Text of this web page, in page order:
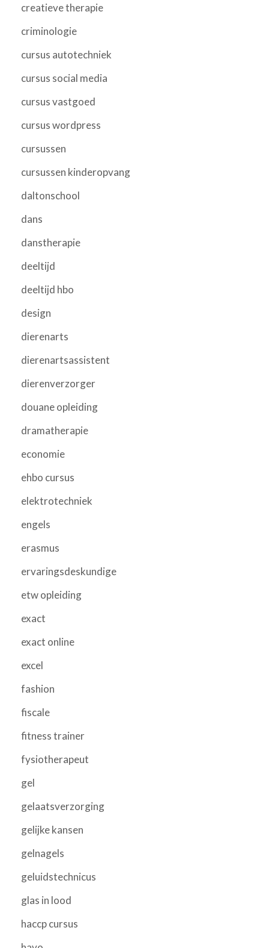
creatieve therapie
criminologie
cursus autotechniek
cursus social media
cursus vastgoed
cursus wordpress
cursussen
cursussen kinderopvang
daltonschool
dans
danstherapie
deeltijd
deeltijd hbo
design
dierenarts
dierenartsassistent
dierenverzorger
douane opleiding
dramatherapie
economie
ehbo cursus
elektrotechniek
engels
erasmus
ervaringsdeskundige
etw opleiding
exact
exact online
excel
fashion
fiscale
fitness trainer
fysiotherapeut
gel
gelaatsverzorging
gelijke kansen
gelnagels
geluidstechnicus
glas in lood
haccp cursus